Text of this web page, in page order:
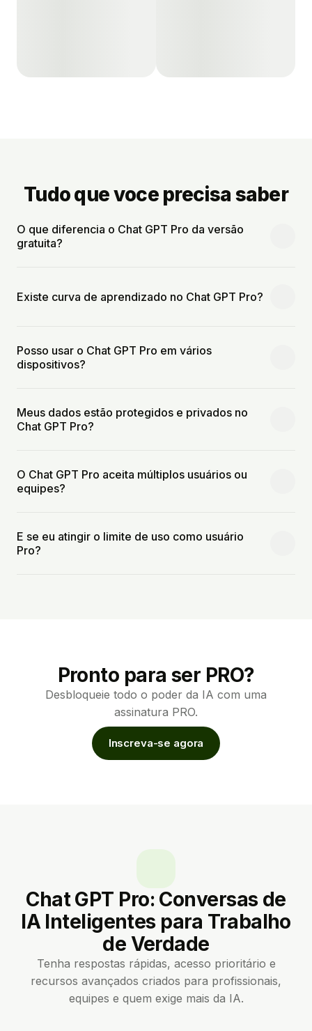
Tudo que voce precisa saber
O que diferencia o Chat GPT Pro da versão
gratuita?
Existe curva de aprendizado no Chat GPT Pro?
Posso usar o Chat GPT Pro em vários
dispositivos?
Meus dados estão protegidos e privados no
Chat GPT Pro?
O Chat GPT Pro aceita múltiplos usuários ou
equipes?
E se eu atingir o limite de uso como usuário
Pro?
Pronto para ser PRO?
Desbloqueie todo o poder da IA com uma
assinatura PRO.
Inscreva-se agora
Chat GPT Pro: Conversas de
IA Inteligentes para Trabalho
de Verdade
Tenha respostas rápidas, acesso prioritário e
recursos avançados criados para profissionais,
equipes e quem exige mais da IA.